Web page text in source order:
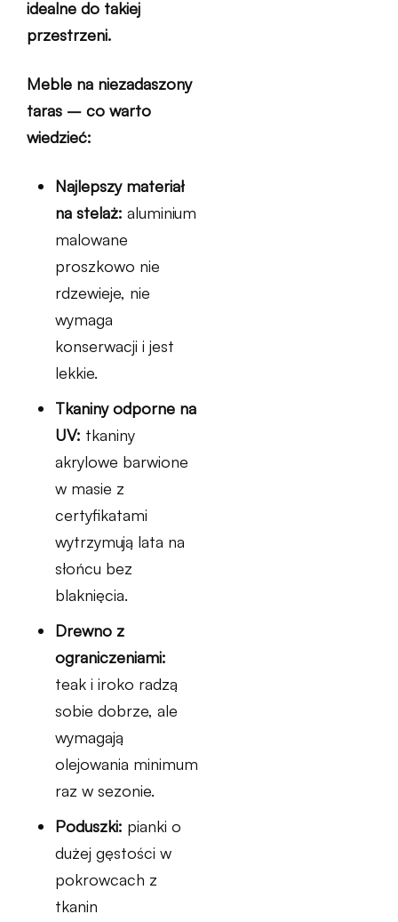
idealne do takiej
przestrzeni.
Meble na niezadaszony
taras – co warto
wiedzieć:
Najlepszy materiał
na stelaż: aluminium
malowane
proszkowo nie
rdzewieje, nie
wymaga
konserwacji i jest
lekkie.
Tkaniny odporne na
UV: tkaniny
akrylowe barwione
w masie z
certyfikatami
wytrzymują lata na
słońcu bez
blaknięcia.
Drewno z
ograniczeniami:
teak i iroko radzą
sobie dobrze, ale
wymagają
olejowania minimum
raz w sezonie.
Poduszki: pianki o
dużej gęstości w
pokrowcach z
tkanin